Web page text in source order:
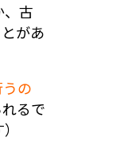
、古
があ
の
るで